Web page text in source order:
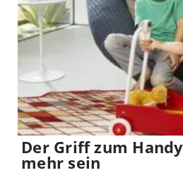
Der Griff zum
mehr sein